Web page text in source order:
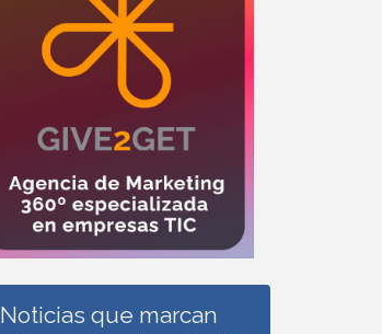
Noticias que marcan